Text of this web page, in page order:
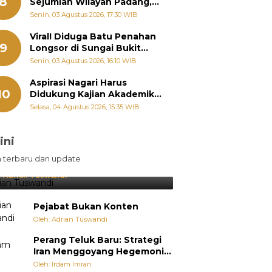
Fadly Amran Perintahkan
Senin, 03 Agustus 2026, 17:30 WIB
9
Viral! Diduga Batu Penahan
Longsor di Sungai Bukit
Nago Padang Diambil, Warga
Senin, 03 Agustus 2026, 16:10 WIB
Aspirasi Nagari Harus
Didukung Kajian Akademik,
Zigo Rolanda: Agar Mudah
Selasa, 04 Agustus 2026, 15:35 WIB
terbaru dan update
Lebih Diunggulkan, tetapi
Selalu Punya Cara Membuat
Adrian Tuswandi
Pejabat Bukan Konten
Oleh: Adrian Tuswandi
Perang Teluk Baru: Strategi
Iran Menggoyang Hegemoni
AS dari Dalam
Oleh: Irdam Imran